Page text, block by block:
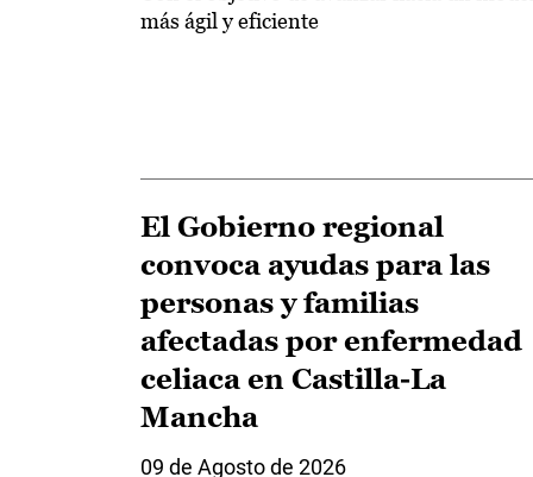
más ágil y eficiente
El Gobierno regional
convoca ayudas para las
personas y familias
afectadas por enfermedad
celiaca en Castilla-La
Mancha
09 de Agosto de 2026